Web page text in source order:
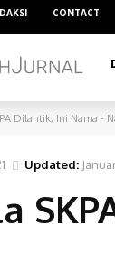
CONTACT
Dilantik, Ini Nama -
Updated: